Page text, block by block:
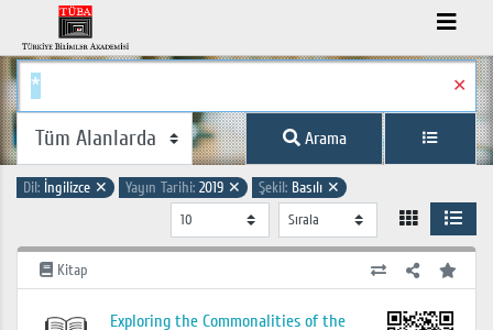
✕
Arama
Dil: İngilizce ✕ Yayın Tarihi: 2019 ✕ Şekil: Basılı ✕
Kitap
Exploring the Commonalities of the